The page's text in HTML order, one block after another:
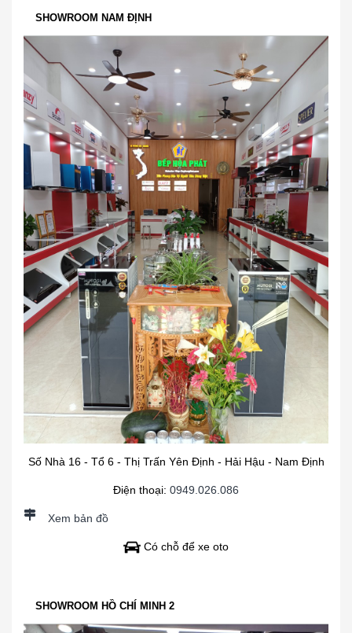
SHOWROOM NAM ĐỊNH
Số Nhà 16 - Tổ 6 - Thị Trấn Yên Định - Hải Hậu - Nam Định
Điện thoại: 0949.026.086
Xem bản đồ
Có chỗ để xe oto
SHOWROOM HỒ CHÍ MINH 2